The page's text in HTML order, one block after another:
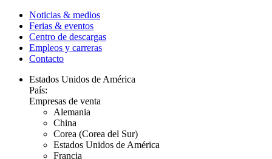
Noticias & medios
Ferias & eventos
Centro de descargas
Empleos y carreras
Contacto
Estados Unidos de América
País:
Empresas de venta
Alemania
China
Corea (Corea del Sur)
Estados Unidos de América
Francia